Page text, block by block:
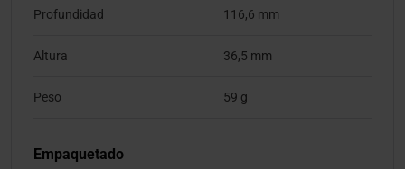
Profundidad 116,6 mm
Altura 36,5 mm
Peso 59 g
Empaquetado